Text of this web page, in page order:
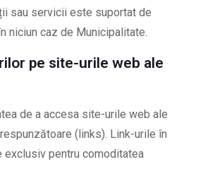
sau servicii este suportat de
niciun caz de Municipalitate.
pe site-urile web ale
de a accesa site-urile web ale
(links). Link-urile în
exclusiv pentru comoditatea